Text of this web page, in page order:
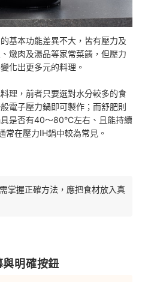
基本功能差異不大，皆有壓力及
燉肉及湯品等家常菜餚，但壓力
化出更多元的料理。
理，前者只要選對水分較多的食
電子壓力鍋即可製作；而舒肥則
是否有40～80°C左右、且能持續
常在壓力IH鍋中較為常見。
掌握正確方法， 應把食材放入真
明確按鈕